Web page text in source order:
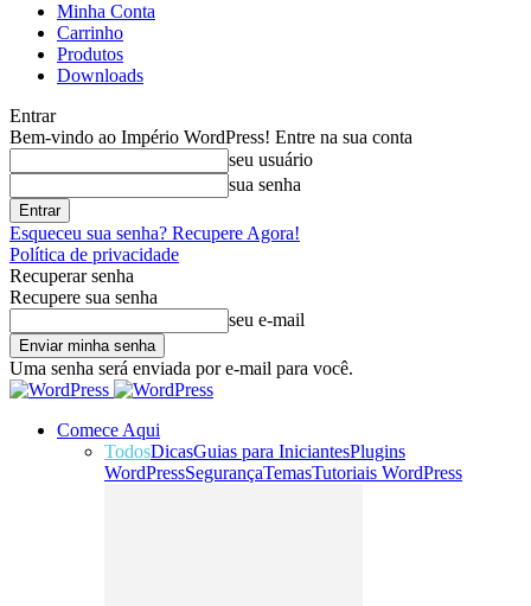
Minha Conta
Carrinho
Produtos
Downloads
Entrar
Bem-vindo ao Império WordPress! Entre na sua conta
seu usuário
sua senha
Esqueceu sua senha? Recupere Agora!
Política de privacidade
Recuperar senha
Recupere sua senha
seu e-mail
Uma senha será enviada por e-mail para você.
Comece Aqui
TodosDicasGuias para IniciantesPlugins
WordPressSegurançaTemasTutoriais WordPress